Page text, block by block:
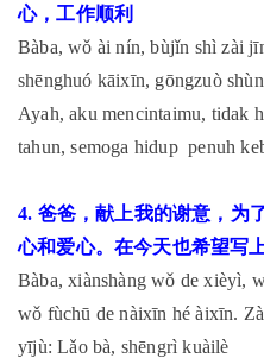
心，工作顺利
Bàba, wǒ ài nín, bùjǐn shì zài
shēnghuó kāixīn, gōngzuò
Ayah, aku mencintaimu, tidak
tahun, semoga hidup penuh
4. 爸爸，献上我的谢意，为
心和爱心。在今天也希望写
Bàba, xiànshàng wǒ de xièyì,
wǒ fùchū de nàixīn hé àixīn.
yījù: Lǎo bà, shēngrì kuàilè